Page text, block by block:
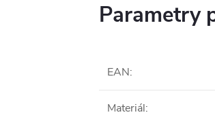
Parametry
EAN:
Materiál: